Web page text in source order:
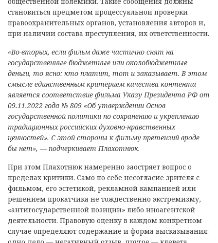
становиться предметом процессуальной проверки
правоохранительных органов, установления авторов и,
при наличии состава преступления, их ответственности.
«Во-вторых, если фильм даже частично снят на
государственные бюджетные или околобюджетные
деньги, то ясно: кто платит, тот и заказывает. В этом
смысле единственным критерием качества контента
является соответствие фильма Указу Президента РФ от
09.11.2022 года № 809 «Об утверждении Основ
государственной политики по сохранению и укреплению
традиционных российских духовно-нравственных
ценностей». С этой стороны к фильму претензий вроде
бы нет», — подчеркивает Плахотнюк.
При этом Плахотнюк намеренно заостряет вопрос о
пределах критики. Само по себе несогласие зрителя с
фильмом, его эстетикой, рекламной кампанией или
решением прокатчика не тождественно экстремизму,
«антигосударственной позиции» либо иноагентской
деятельности. Правовую оценку в каждом конкретном
случае определяют содержание и форма высказывания: